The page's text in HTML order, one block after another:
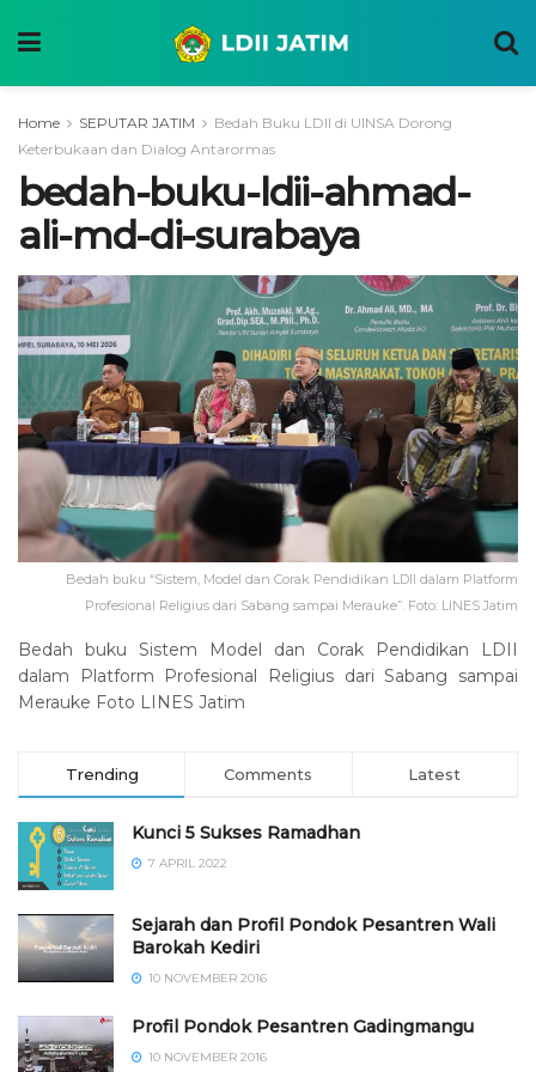
Home SEPUTAR JATIM
Bedah Buku LDII di UINSA Dorong
Keterbukaan dan Dialog Antarormas
bedah-buku-ldii-ahmad-
ali-md-di-surabaya
Bedah buku “Sistem, Model dan Corak Pendidikan LDII dalam Platform
Profesional Religius dari Sabang sampai Merauke”. Foto: LINES Jatim
Bedah buku Sistem Model dan Corak Pendidikan LDII
dalam Platform Profesional Religius dari Sabang sampai
Merauke Foto LINES Jatim
Trending Comments Latest
Kunci 5 Sukses Ramadhan
7 APRIL 2022
Sejarah dan Profil Pondok Pesantren Wali
Barokah Kediri
10 NOVEMBER 2016
⁠⁠⁠Profil Pondok Pesantren Gadingmangu
10 NOVEMBER 2016